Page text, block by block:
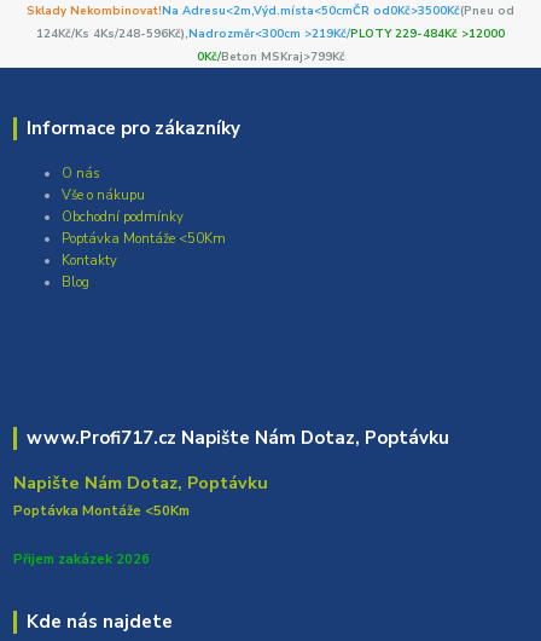
Sklady Nekombinovat!Na Adresu<2m,Výd.místa<50cmČR od0Kč>3500Kč(Pneu od
124Kč/Ks 4Ks/248-596Kč),Nadrozměr<300cm >219Kč/PLOTY 229-484Kč >12000
0Kč/Beton MSKraj>799Kč
Informace pro zákazníky
O nás
Vše o nákupu
Obchodní podmínky
Poptávka Montáže <50Km
Kontakty
Blog
www.Profi717.cz Napište Nám Dotaz, Poptávku
Napište Nám Dotaz, Poptávku
Poptávka Montáže <50Km
Přijem zakázek 2026
Kde nás najdete